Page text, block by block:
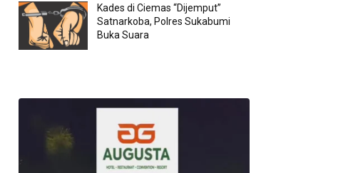
Kades di Ciemas “Dijemput”
Satnarkoba, Polres Sukabumi
Buka Suara